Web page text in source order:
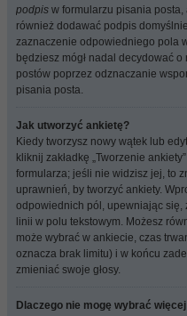
podpis w formularzu pisania posta,
również dodawać podpis
zaznaczenie odpowiedniego pola
będziesz mógł nadal decydować
postów poprzez odznaczanie
pisania posta.
Jak utworzyć ankietę?
Kiedy tworzysz nowy wątek lub
kliknij zakładkę „Tworzenie
formularza; jeśli nie widzisz jej, to
uprawnień, by tworzyć ankiety.
odpowiednich pól, upewniając
linii w polu tekstowym. Możesz
może wybrać w ankiecie, czas
oznacza brak limitu) i w końcu
zmieniać swoje głosy.
Dlaczego nie mogę wybrać